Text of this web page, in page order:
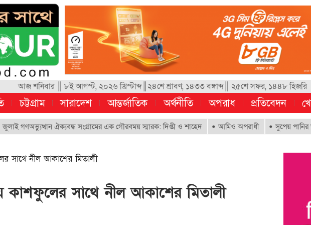
আজ শনিবার ║ ৮ই আগস্ট, ২০২৬ খ্রিস্টাব্দ║২৪শে শ্রাবণ, ১৪৩৩ বঙ্গাব্দ║ ২৫শে সফর, ১৪৪৮ হিজরি
চট্টগ্রাম সারাদেশ আন্তর্জাতিক অর্থনীতি অপরাধ প্রতিবেদন
ঐক্যবদ্ধ সংগ্রামের এক গৌরবময় স্মারক: দিপ্তী ও শাহেদ আমিও অপরাধী সুপেয় পানির অধিকার
সাথে নীল আকাশের মিতালী
কাশফুলের সাথে নীল আকাশের মিতালী